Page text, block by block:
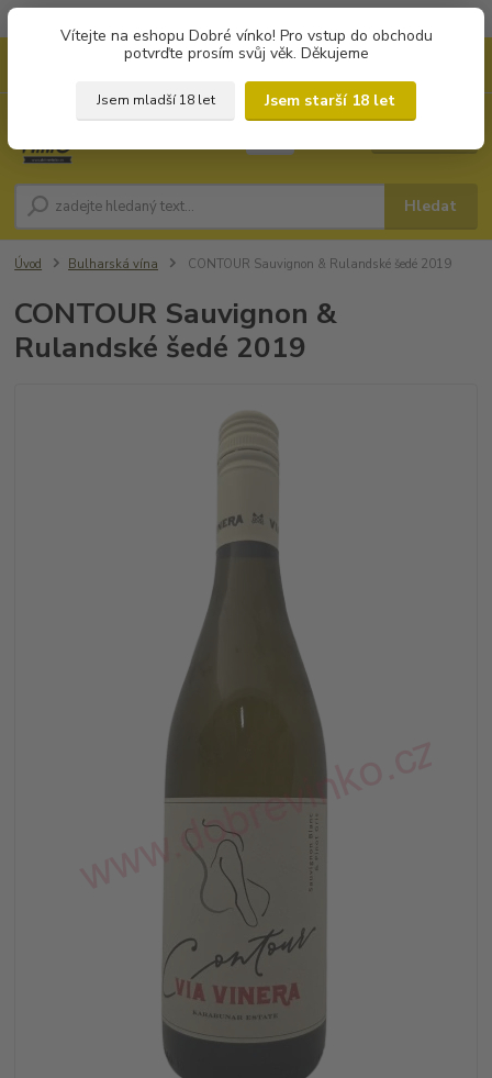
Vítejte na eshopu Dobré vínko! Pro vstup do obchodu
potvrďte prosím svůj věk. Děkujeme
Jsem mladší 18 let
Jsem starší 18 let
Hledat
Úvod Bulharská vína CONTOUR Sauvignon & Rulandské šedé 2019
CONTOUR Sauvignon &
Rulandské šedé 2019